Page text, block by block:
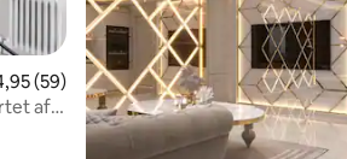
ud af 5 i gennemsnitlig bedømmelse,
(59)
af